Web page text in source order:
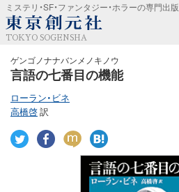
ミステリ・SF・ファンタジー・ホラーの専門出版
TOKYO SOGENSHA
ゲンゴノナナバンメノキノウ
言語の七番目の機能
ローラン・ビネ
高橋啓訳